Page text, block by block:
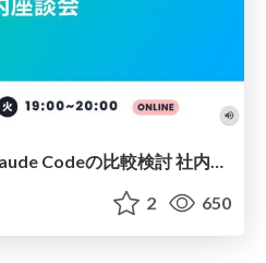
2 650